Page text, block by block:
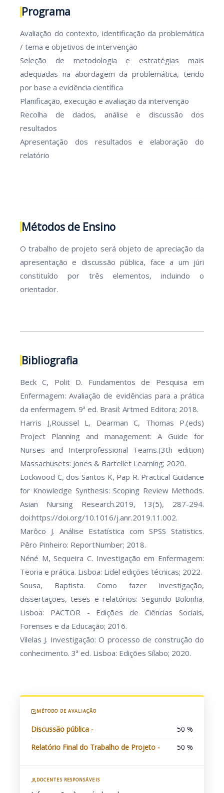
Programa
Avaliação do contexto, identificação da problemática
/ tema e objetivos de intervenção
Seleção de metodologia e estratégias mais
adequadas na abordagem da problemática, tendo
por base a evidência científica
Planificação, execução e avaliação da intervenção
Recolha de dados, análise e discussão dos
resultados
Apresentação dos resultados e elaboração do
relatório
Métodos de Ensino
O trabalho de projeto será objeto de apreciação da
apresentação e discussão pública, face a um júri
constituído por três elementos, incluindo o
orientador.
Bibliografia
Beck C, Polit D. Fundamentos de Pesquisa em
Enfermagem: Avaliação de evidências para a prática
da enfermagem. 9ª ed. Brasil: Artmed Editora; 2018.
Harris J,Roussel L, Dearman C, Thomas P.(eds)
Project Planning and management: A Guide for
Nurses and Interprofessional Teams.(3th edition)
Massachusets: Jones & Bartellet Learning; 2020.
Lockwood C, dos Santos K, Pap R. Practical Guidance
for Knowledge Synthesis: Scoping Review Methods.
Asian Nursing Research.2019, 13(5), 287-294.
doi:https://doi.org/10.1016/j.anr.2019.11.002.
Marôco J. Análise Estatística com SPSS Statistics.
Pêro Pinheiro: ReportNumber; 2018.
Néné M, Sequeira C. Investigação em Enfermagem:
Teoria e prática. Lisboa: Lidel edições técnicas; 2022.
Sousa, Baptista. Como fazer investigação,
dissertações, teses e relatórios: Segundo Bolonha.
Lisboa: PACTOR - Edições de Ciências Sociais,
Forenses e da Educação; 2016.
Vilelas J. Investigação: O processo de construção do
conhecimento. 3ª ed. Lisboa: Edições Sílabo; 2020.
MÉTODO DE AVALIAÇÃO
Discussão pública -
50 %
Relatório Final do Trabalho de Projeto -
50 %
DOCENTES RESPONSÁVEIS